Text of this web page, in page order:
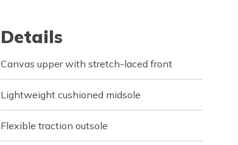
Details
Canvas upper with stretch-laced front
Lightweight cushioned midsole
Flexible traction outsole